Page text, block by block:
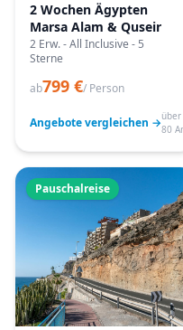
2 Wochen Ägypten
Marsa Alam & Quseir
2 Erw. - All Inclusive - 5
Sterne
ab799 €/ Person
Angebote vergleichen →über
80
Pauschalreise